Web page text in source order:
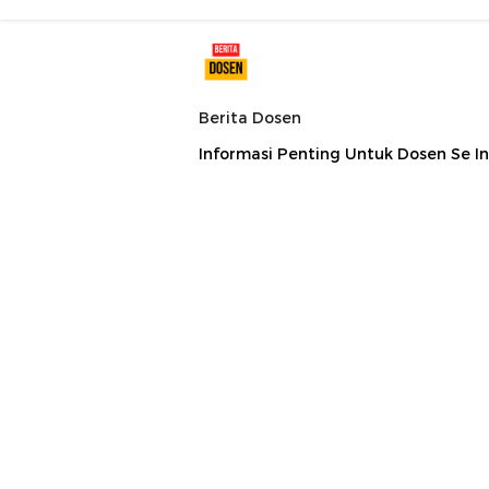
Berita Dosen
Informasi Penting Untuk Dosen Se